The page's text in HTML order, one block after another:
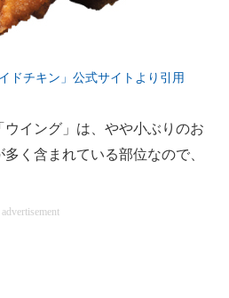
ドチキン」公式サイトより引用
イング」は、やや小ぶりのお
く含まれている部位なので、
advertisement